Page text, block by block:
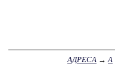
АДРЕСА →А